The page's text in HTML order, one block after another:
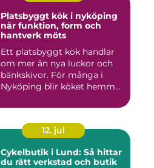
Platsbyggt kök i nyköping
när funktion, form och
hantverk möts
Ett platsbyggt kök handlar
om mer än nya luckor och
bänkskivor. För många i
Nyköping blir köket hemm...
12. jul
Cykelbutik i Lund: Så hittar
du rätt verkstad och butik